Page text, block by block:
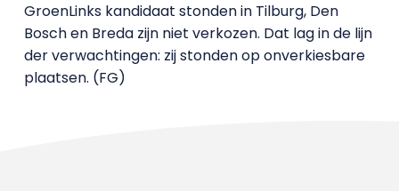
GroenLinks kandidaat stonden in Tilburg, Den
Bosch en Breda zijn niet verkozen. Dat lag in de lijn
der verwachtingen: zij stonden op onverkiesbare
plaatsen. (FG)